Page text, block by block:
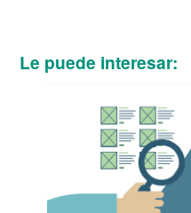
Le puede interesar: